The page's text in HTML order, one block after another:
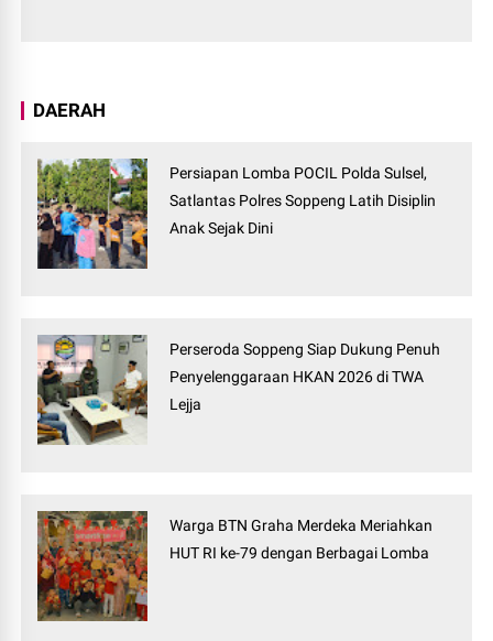
DAERAH
Persiapan Lomba POCIL Polda Sulsel,
Satlantas Polres Soppeng Latih Disiplin
Anak Sejak Dini
Perseroda Soppeng Siap Dukung Penuh
Penyelenggaraan HKAN 2026 di TWA
Lejja
Warga BTN Graha Merdeka Meriahkan
HUT RI ke-79 dengan Berbagai Lomba